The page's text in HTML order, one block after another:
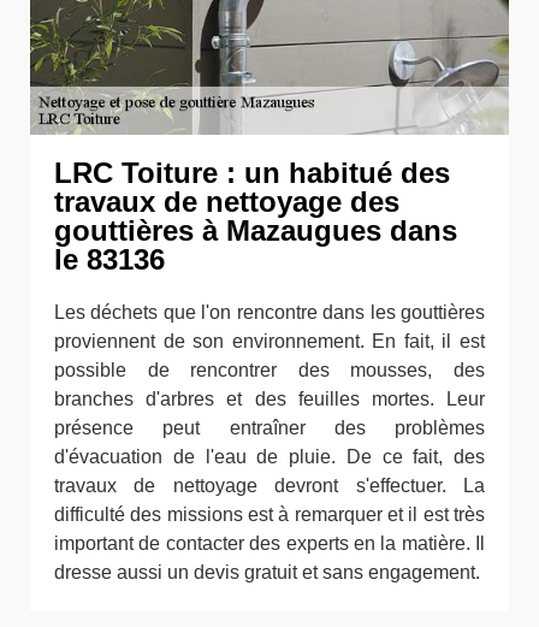
LRC Toiture : un habitué des
travaux de nettoyage des
gouttières à Mazaugues dans
le 83136
Les déchets que l'on rencontre dans les gouttières
proviennent de son environnement. En fait, il est
possible de rencontrer des mousses, des
branches d'arbres et des feuilles mortes. Leur
présence peut entraîner des problèmes
d'évacuation de l'eau de pluie. De ce fait, des
travaux de nettoyage devront s'effectuer. La
difficulté des missions est à remarquer et il est très
important de contacter des experts en la matière. Il
dresse aussi un devis gratuit et sans engagement.